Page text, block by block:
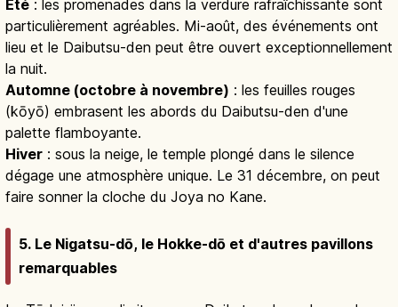
Été : les promenades dans la verdure rafraîchissante sont
particulièrement agréables. Mi-août, des événements ont
lieu et le Daibutsu-den peut être ouvert exceptionnellement
la nuit.
Automne (octobre à novembre) : les feuilles rouges
(kōyō) embrasent les abords du Daibutsu-den d'une
palette flamboyante.
Hiver : sous la neige, le temple plongé dans le silence
dégage une atmosphère unique. Le 31 décembre, on peut
faire sonner la cloche du Joya no Kane.
5. Le Nigatsu-dō, le Hokke-dō et d'autres pavillons
remarquables